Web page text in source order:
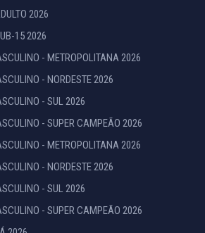
2026
15 2026
- METROPOLITANA 2026
- NORDESTE 2026
- SUL 2026
- SUPER CAMPEÃO 2026
- METROPOLITANA 2026
- NORDESTE 2026
- SUL 2026
- SUPER CAMPEÃO 2026